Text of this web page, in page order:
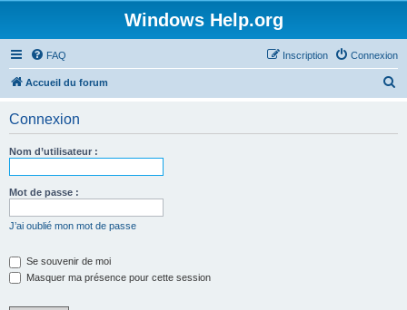
Windows Help.org
FAQ Connexion
Inscription
Accueil du forum
Connexion
Nom d’utilisateur :
Mot de passe :
J’ai oublié mon mot de passe
Se souvenir de moi
Masquer ma présence pour cette session